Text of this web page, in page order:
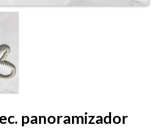
panoramizador